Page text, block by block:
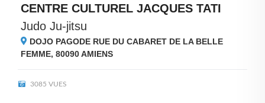
CENTRE CULTUREL JACQUES TATI
Judo Ju-jitsu
DOJO PAGODE RUE DU CABARET DE LA BELLE
FEMME, 80090AMIENS
3085 VUES